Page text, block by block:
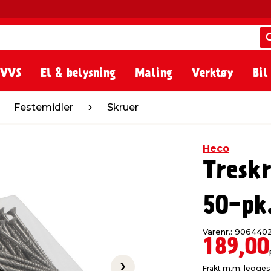
El & belysning Maling Verktøy
Skruer
Festemidler Skruer
Heco
50-
Varenr.:
189,00
Frakt m.m. legges